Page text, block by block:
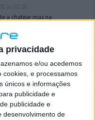
privacidade
e/ou acedemos
cookies, e processamos
únicos e informações
publicidade e
publicidade e
desenvolvimento de
a chatear mas na
a desesperar, ate ja
de forçar o uso do
de outra dica fico
a mesma
de 2005 às 01:39